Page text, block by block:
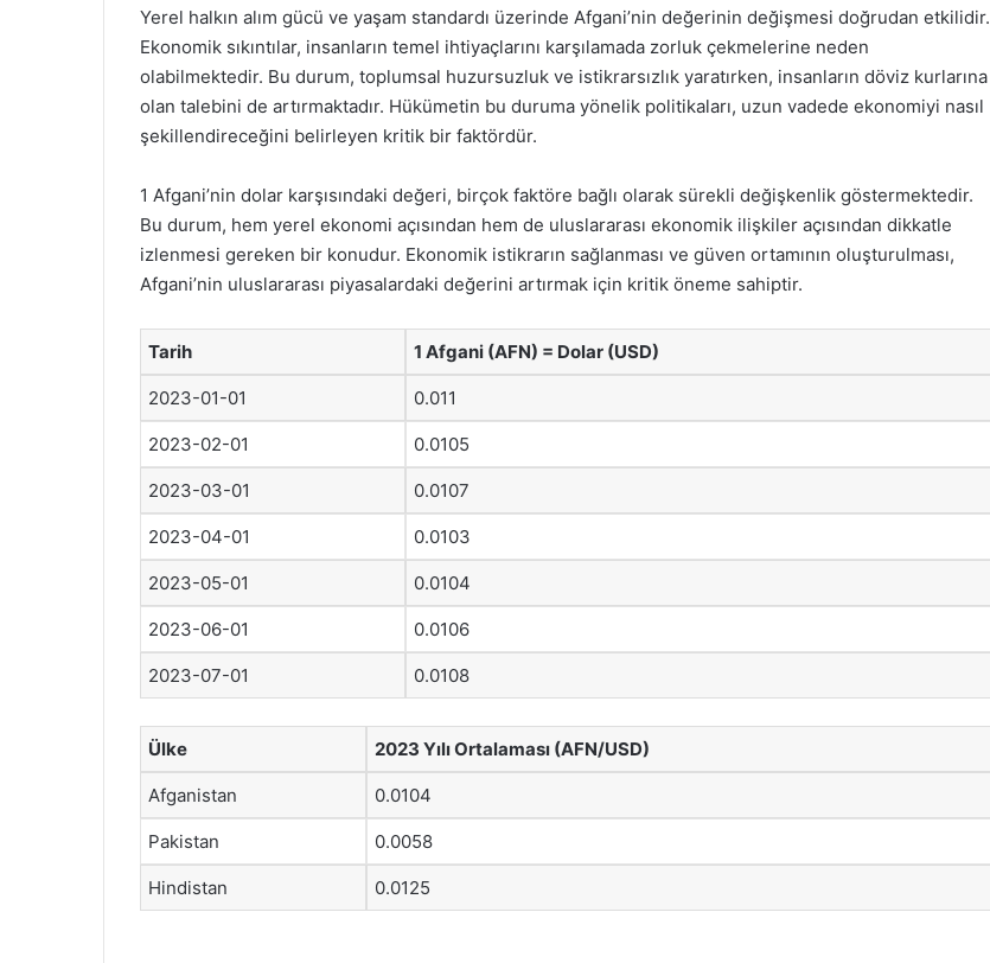
Yerel halkın alım gücü ve yaşam standardı üzerinde Afgani’nin değerinin değişmesi doğrudan etkilidir.
Ekonomik sıkıntılar, insanların temel ihtiyaçlarını karşılamada zorluk çekmelerine neden
olabilmektedir. Bu durum, toplumsal huzursuzluk ve istikrarsızlık yaratırken, insanların döviz kurlarına
olan talebini de artırmaktadır. Hükümetin bu duruma yönelik politikaları, uzun vadede ekonomiyi nasıl
şekillendireceğini belirleyen kritik bir faktördür.
1 Afgani’nin dolar karşısındaki değeri, birçok faktöre bağlı olarak sürekli değişkenlik göstermektedir.
Bu durum, hem yerel ekonomi açısından hem de uluslararası ekonomik ilişkiler açısından dikkatle
izlenmesi gereken bir konudur. Ekonomik istikrarın sağlanması ve güven ortamının oluşturulması,
Afgani’nin uluslararası piyasalardaki değerini artırmak için kritik öneme sahiptir.
Tarih 1 Afgani (AFN) = Dolar (USD)
2023-01-01 0.011
2023-02-01 0.0105
2023-03-01 0.0107
2023-04-01 0.0103
2023-05-01 0.0104
2023-06-01 0.0106
2023-07-01 0.0108
Ülke 2023 Yılı Ortalaması (AFN/USD)
Afganistan 0.0104
Pakistan 0.0058
Hindistan 0.0125